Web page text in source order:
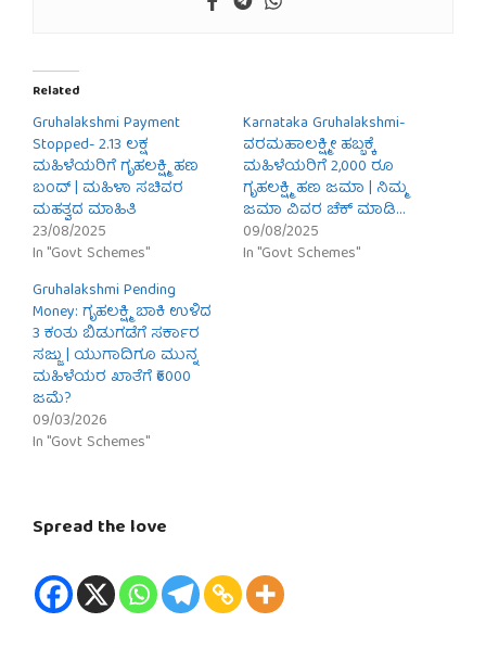
Related
Gruhalakshmi Payment
Stopped- 2.13 ಲಕ್ಷ
ಮಹಿಳೆಯರಿಗೆ ಗೃಹಲಕ್ಷ್ಮಿ ಹಣ
ಬಂದ್ | ಮಹಿಳಾ ಸಚಿವರ
ಮಹತ್ವದ ಮಾಹಿತಿ
23/08/2025
In "Govt Schemes"
Karnataka Gruhalakshmi-
ವರಮಹಾಲಕ್ಷ್ಮೀ ಹಬ್ಬಕ್ಕೆ
ಮಹಿಳೆಯರಿಗೆ 2,000 ರೂ
ಗೃಹಲಕ್ಷ್ಮಿ ಹಣ ಜಮಾ | ನಿಮ್ಮ
ಜಮಾ ವಿವರ ಚೆಕ್ ಮಾಡಿ…
09/08/2025
In "Govt Schemes"
Gruhalakshmi Pending
Money: ಗೃಹಲಕ್ಷ್ಮಿ ಬಾಕಿ ಉಳಿದ
3 ಕಂತು ಬಿಡುಗಡೆಗೆ ಸರ್ಕಾರ
ಸಜ್ಜು | ಯುಗಾದಿಗೂ ಮುನ್ನ
ಮಹಿಳೆಯರ ಖಾತೆಗೆ ₹6000
ಜಮೆ?
09/03/2026
In "Govt Schemes"
Spread the love